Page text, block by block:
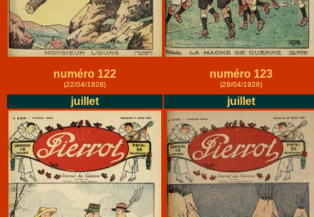
numéro 122
(22/04/1928)
numéro 123
(29/04/1928)
juillet juillet